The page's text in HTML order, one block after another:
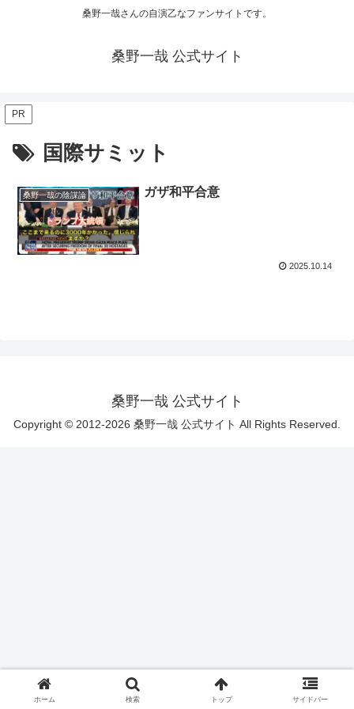
桑野一哉さんの自演乙なファンサイトです。
桑野一哉 公式サイト
PR
国際サミット
桑野一哉の陰謀論 ガザ和平合意
2025.10.14
桑野一哉 公式サイト
Copyright © 2012-2026 桑野一哉 公式サイト All Rights Reserved.
ホーム 検索 トップ サイドバー